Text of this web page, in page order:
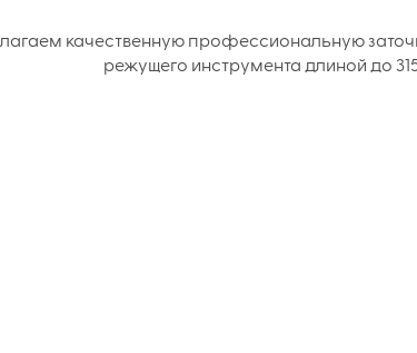
качественную профессиональную
режущего инструмента длиной до